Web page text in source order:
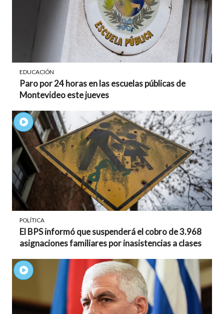
EDUCACIÓN
Paro por 24 horas en las escuelas públicas de
Montevideo este jueves
POLÍTICA
El BPS informó que suspenderá el cobro de 3.968
asignaciones familiares por inasistencias a clases